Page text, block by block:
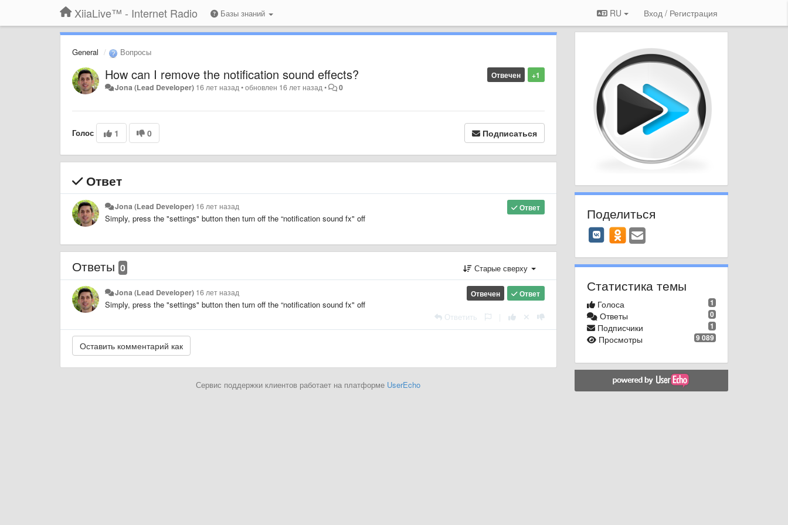
XiiaLive™ - Internet Radio Базы знаний RU Вход / Регистрация
General Вопросы
+1
Отвечен
How can I remove the notification sound effects?
Jona (Lead Developer) 16 лет назад •обновлен 16 лет назад • 0
Голос 1 0 Подписаться
Ответ
Ответ
Jona (Lead Developer) 16 лет назад
Simply, press the "settings" button then turn off the “notification sound fx" off
Ответы 0 Старые сверху
Ответ
Отвечен
Jona (Lead Developer) 16 лет назад
Simply, press the "settings" button then turn off the “notification sound fx" off
Ответить
Сервис поддержки клиентов работает на платформе UserEcho
Поделиться
Статистика темы
1
Голоса
0
Ответы
1
Подписчики
9 089
Просмотры